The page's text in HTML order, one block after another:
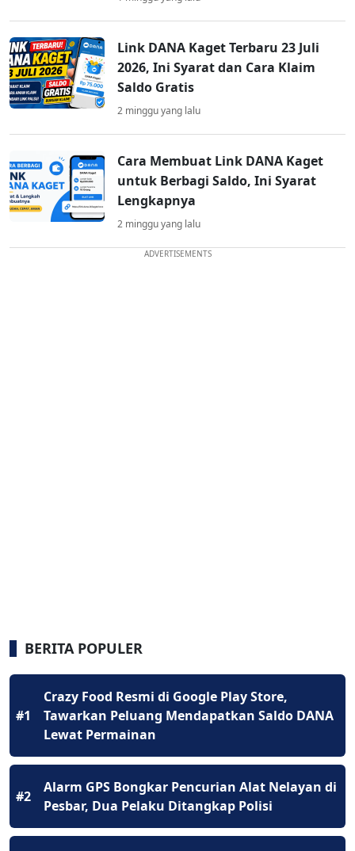
Link DANA Kaget Terbaru 23 Juli
2026, Ini Syarat dan Cara Klaim
Saldo Gratis
2 minggu yang lalu
Cara Membuat Link DANA Kaget
untuk Berbagi Saldo, Ini Syarat
Lengkapnya
2 minggu yang lalu
ADVERTISEMENTS
BERITA POPULER
#1
Crazy Food Resmi di Google Play Store,
Tawarkan Peluang Mendapatkan Saldo DANA
Lewat Permainan
#2
Alarm GPS Bongkar Pencurian Alat Nelayan di
Pesbar, Dua Pelaku Ditangkap Polisi